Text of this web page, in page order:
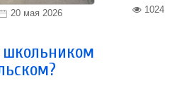
20 мая 2026 1024
школьником